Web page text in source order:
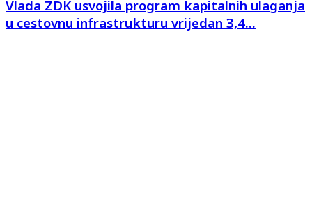
Vlada ZDK usvojila program kapitalnih ulaganja
u cestovnu infrastrukturu vrijedan 3,4...